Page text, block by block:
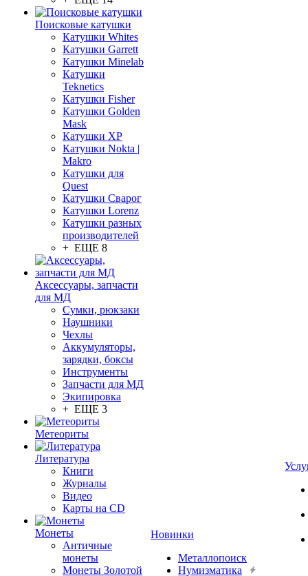
Поисковые катушки
Катушки Whites
Катушки Garrett
Катушки Minelab
Катушки
Teknetics
Катушки Fisher
Катушки Golden
Mask
Катушки XP
Катушки Nokta |
Makro
Катушки для
Quest
Катушки Сварог
Катушки Lorenz
Катушки разных
производителей
+ ЕЩЕ 8
Аксессуары, запчасти
для МД
Сумки, рюкзаки
Наушники
Чехлы
Аккумуляторы,
зарядки, боксы
Инструменты
Запчасти для МД
Экипировка
+ ЕЩЕ 3
Метеориты
Литература
Книги
Журналы
Видео
Карты на CD
Монеты
Античные
монеты
Монеты Золотой
Новинки
Металлопоиск
Нумизматика